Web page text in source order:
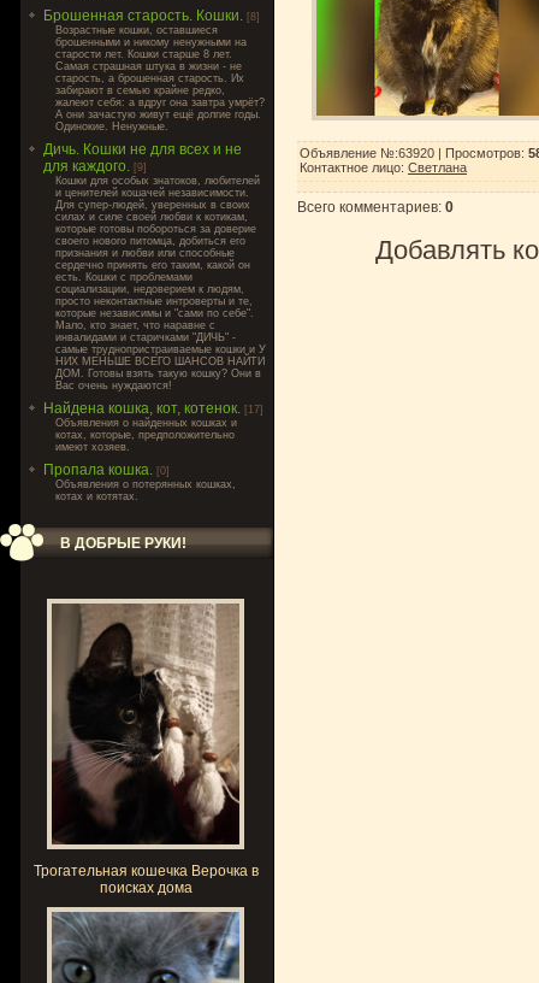
Брошенная старость. Кошки. [8]
Возрастные кошки, оставшиеся
брошенными и никому ненужными на
старости лет. Кошки старше 8 лет.
Самая страшная штука в жизни - не
старость, а брошенная старость. Их
забирают в семью крайне редко,
жалеют себя: а вдруг она завтра умрёт?
А они зачастую живут ещё долгие годы.
Одинокие. Ненужные.
Дичь. Кошки не для всех и не
для каждого. [9]
Кошки для особых знатоков, любителей
и ценителей кошачей независимости.
Для супер-людей, уверенных в своих
силах и силе своей любви к котикам,
которые готовы побороться за доверие
своего нового питомца, добиться его
признания и любви или способные
сердечно принять его таким, какой он
есть. Кошки с проблемами
социализации, недоверием к людям,
просто неконтактные интроверты и те,
которые независимы и "сами по себе".
Мало, кто знает, что наравне с
инвалидами и старичками "ДИЧЬ" -
самые труднопристраиваемые кошки и У
НИХ МЕНЬШЕ ВСЕГО ШАНСОВ НАЙТИ
ДОМ. Готовы взять такую кошку? Они в
Вас очень нуждаются!
Найдена кошка, кот, котенок. [17]
Объявления о найденных кошках и
котах, которые, предположительно
имеют хозяев.
Пропала кошка. [0]
Объявления о потерянных кошках,
котах и котятах.
В ДОБРЫЕ РУКИ!
Трогательная кошечка Верочка в
поисках дома
Объявление №:63920 | Просмотров:
Контактное лицо: Светлана
Всего комментариев: 0
Добавлять